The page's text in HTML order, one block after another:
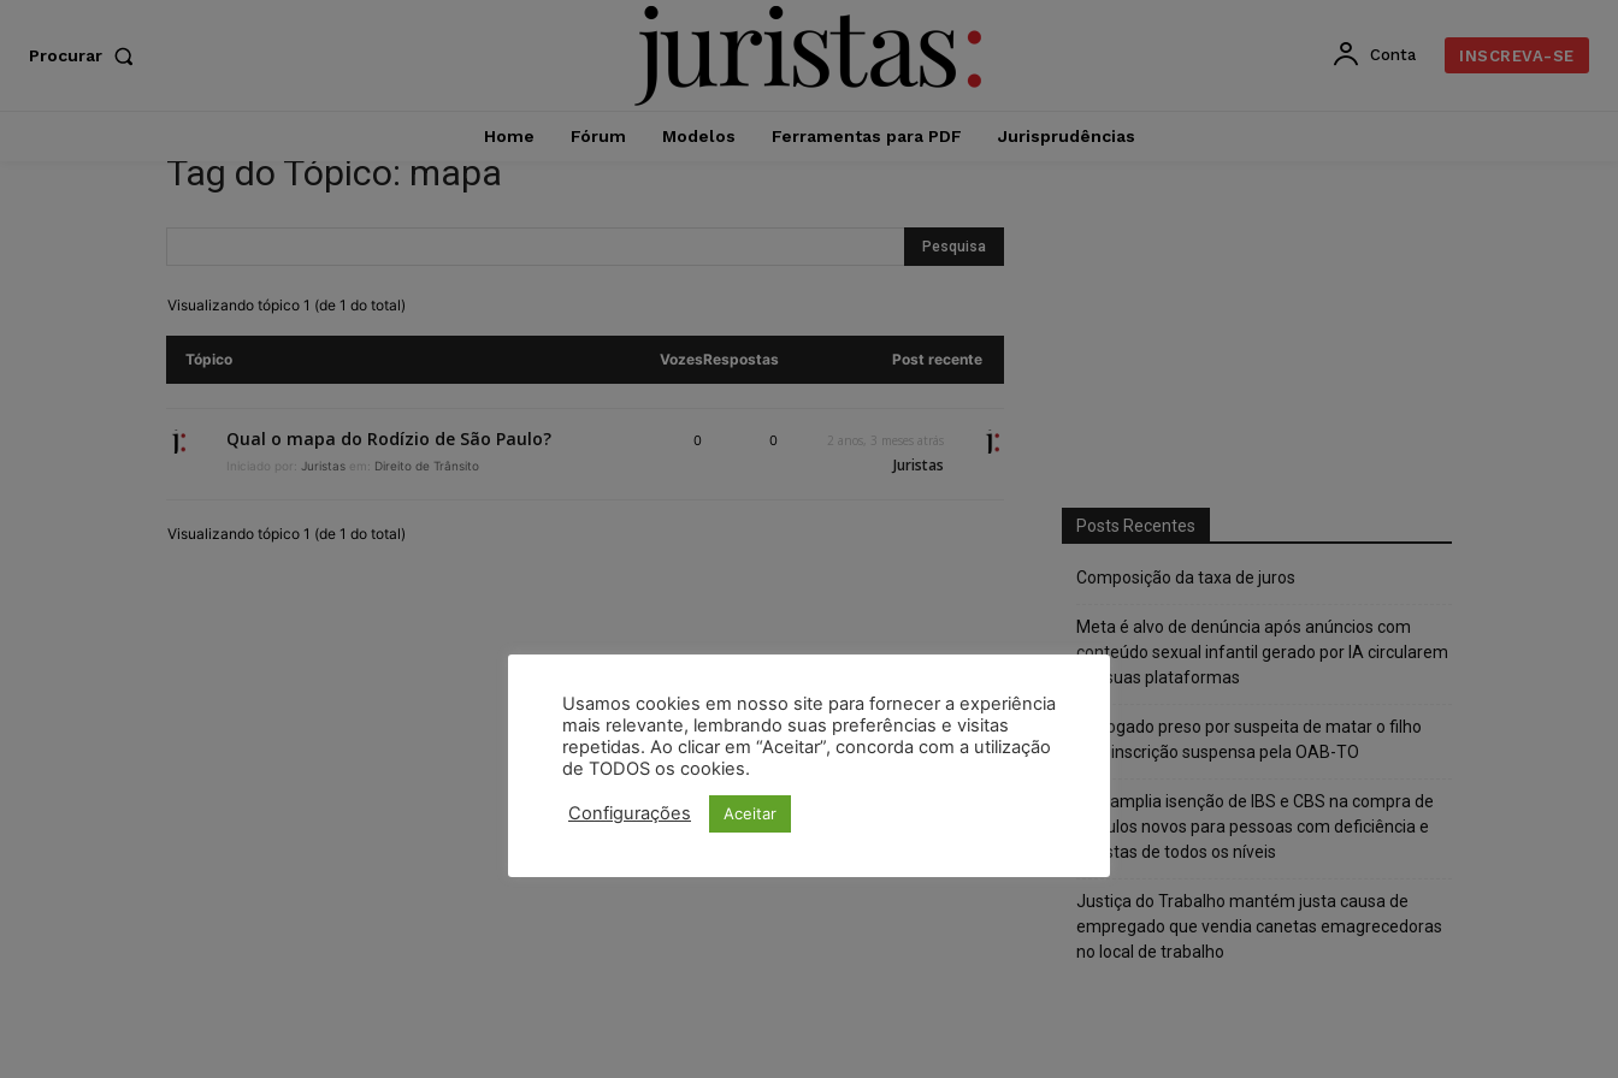
Procurar Conta INSCREVA-SE
Home Fórum Modelos Ferramentas para PDF Jurisprudências
Tag do Tópico: mapa
Visualizando tópico 1 (de 1 do total)
Tópico VozesRespostas Post recente
Qual o mapa do Rodízio de São Paulo?
Iniciado por: Juristas em: Direito de Trânsito
0 0 2 anos, 3 meses atrás
Juristas
Visualizando tópico 1 (de 1 do total) Posts Recentes
Composição da taxa de juros
Meta é alvo de denúncia após anúncios com
conteúdo sexual infantil gerado por IA circularem
em suas plataformas
Advogado preso por suspeita de matar o filho
tem inscrição suspensa pela OAB-TO
STF amplia isenção de IBS e CBS na compra de
veículos novos para pessoas com deficiência e
autistas de todos os níveis
Justiça do Trabalho mantém justa causa de
empregado que vendia canetas emagrecedoras
no local de trabalho
Usamos cookies em nosso site para fornecer a experiência
mais relevante, lembrando suas preferências e visitas
repetidas. Ao clicar em “Aceitar”, concorda com a utilização
de TODOS os cookies.
Configurações Aceitar